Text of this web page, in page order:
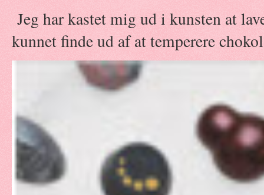
Jeg har kastet mig ud i kunsten at
kunnet finde ud af at temperere